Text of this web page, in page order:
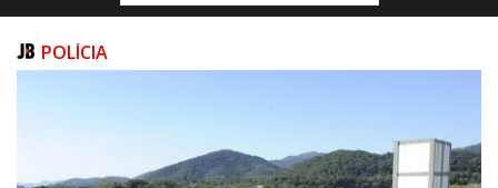
NOTÍCIAS
POLÍCIA